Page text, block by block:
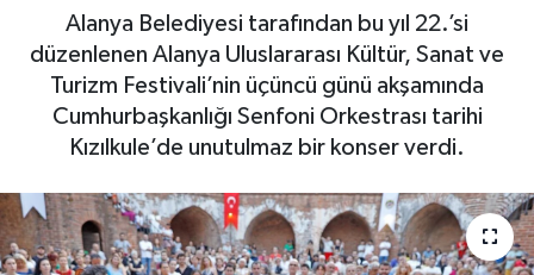
Alanya Belediyesi tarafından bu yıl 22.’si
düzenlenen Alanya Uluslararası Kültür, Sanat ve
Turizm Festivali’nin üçüncü günü akşamında
Cumhurbaşkanlığı Senfoni Orkestrası tarihi
Kızılkule’de unutulmaz bir konser verdi.
Gizlilik İlkeleri - Privacy Policy
Güncel
Gündem
Politika
Spor